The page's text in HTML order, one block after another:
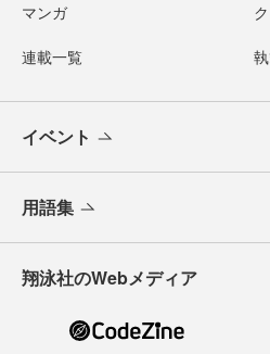
マンガ
連載一覧
イベント
用語集
翔泳社のWebメディア